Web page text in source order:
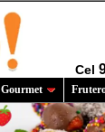
Cel
Gourmet